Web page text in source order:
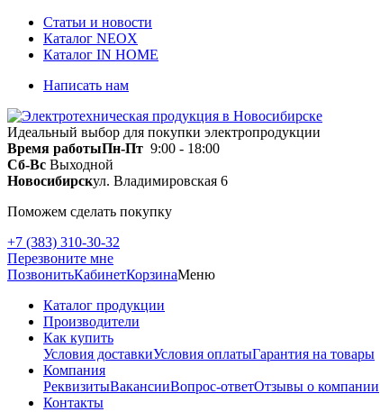
Статьи и новости
Каталог NEOX
Каталог IN HOME
Написать нам
Идеальный выбор для покупки электропродукции
Время работыПн-Пт 9:00 - 18:00
Сб-Вс Выходной
Новосибирскул. Владимировская 6
Поможем сделать покупку
+7 (383) 310-30-32
Перезвоните мне
ПозвонитьКабинетКорзинаМеню
Каталог продукции
Производители
Как купить
Условия доставкиУсловия оплатыГарантия на товары
Компания
РеквизитыВакансииВопрос-ответОтзывы о компании
Контакты